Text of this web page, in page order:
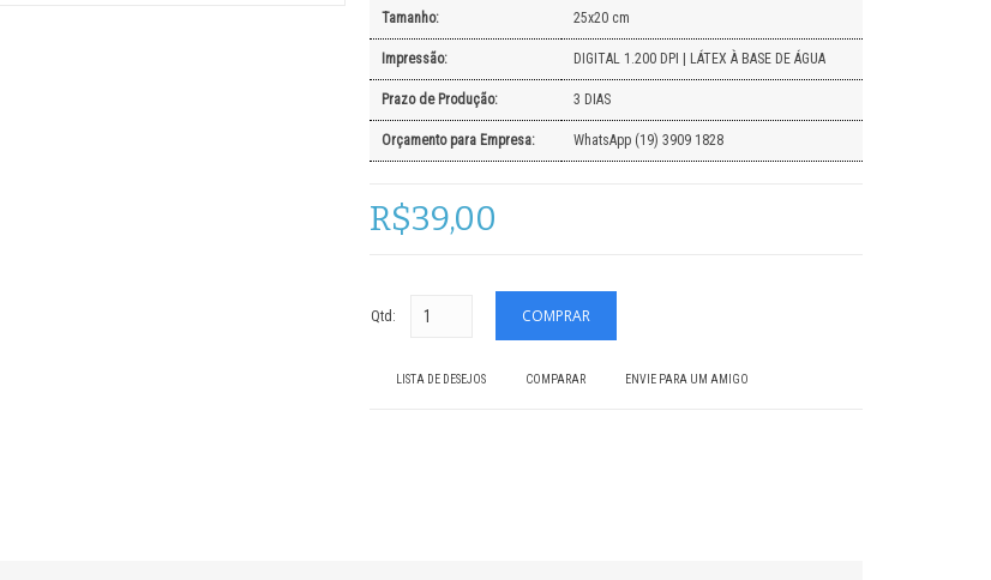
Tamanho: 25x20 cm
Impressão: DIGITAL 1.200 DPI | LÁTEX À BASE DE ÁGUA
Prazo de Produção: 3 DIAS
Orçamento para Empresa: WhatsApp (19) 3909 1828
R$39,00
Qtd:
LISTA DE DESEJOS COMPARAR ENVIE PARA UM AMIGO